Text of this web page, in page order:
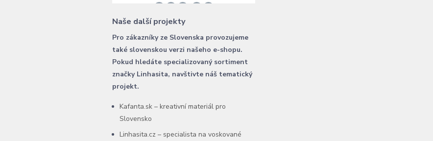
Naše další projekty
Pro zákazníky ze Slovenska provozujeme
také slovenskou verzi našeho e-shopu.
Pokud hledáte specializovaný sortiment
značky Linhasita, navštivte náš tematický
projekt.
Kafanta.sk – kreativní materiál pro
Slovensko
Linhasita.cz – specialista na voskované